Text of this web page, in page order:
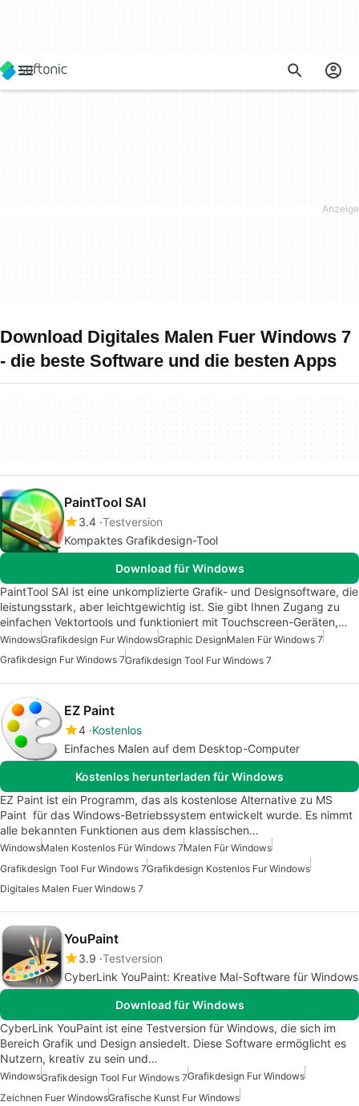
Download Digitales Malen Fuer Windows 7
- die beste Software und die besten Apps
PaintTool SAI
3.4 Testversion
Kompaktes Grafikdesign-Tool
Download für Windows
PaintTool SAI ist eine unkomplizierte Grafik- und Designsoftware, die
leistungsstark, aber leichtgewichtig ist. Sie gibt Ihnen Zugang zu
einfachen Vektortools und funktioniert mit Touchscreen-Geräten,…
WindowsGrafikdesign Fur WindowsGraphic DesignMalen Für Windows 7
Grafikdesign Fur Windows 7Grafikdesign Tool Fur Windows 7
EZ Paint
4 Kostenlos
Einfaches Malen auf dem Desktop-Computer
Kostenlos herunterladen für Windows
EZ Paint ist ein Programm, das als kostenlose Alternative zu MS
Paint für das Windows-Betriebssystem entwickelt wurde. Es nimmt
alle bekannten Funktionen aus dem klassischen…
WindowsMalen Kostenlos Für Windows 7Malen Für Windows
Grafikdesign Tool Fur Windows 7Grafikdesign Kostenlos Fur Windows
Digitales Malen Fuer Windows 7
YouPaint
3.9 Testversion
CyberLink YouPaint: Kreative Mal-Software für Windows
Download für Windows
CyberLink YouPaint ist eine Testversion für Windows, die sich im
Bereich Grafik und Design ansiedelt. Diese Software ermöglicht es
Nutzern, kreativ zu sein und…
WindowsGrafikdesign Tool Fur Windows 7Grafikdesign Fur Windows
Zeichnen Fuer WindowsGrafische Kunst Fur Windows